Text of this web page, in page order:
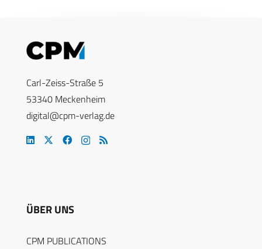
Carl-Zeiss-Straße 5
53340 Meckenheim
digital@cpm-verlag.de
ÜBER UNS
CPM PUBLICATIONS